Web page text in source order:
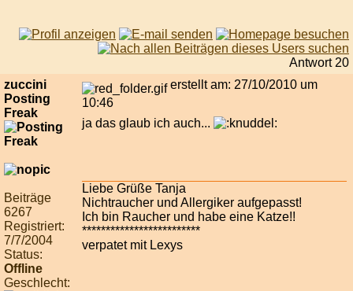
Antwort 20
zuccini
Posting
Freak
Beiträge
6267
Registriert:
7/7/2004
Status:
Offline
Geschlecht:
erstellt am: 27/10/2010 um
10:46
ja das glaub ich auch...
Liebe Grüße Tanja
Nichtraucher und Allergiker aufgepasst!
Ich bin Raucher und habe eine Katze!!
*************************
verpatet mit Lexys